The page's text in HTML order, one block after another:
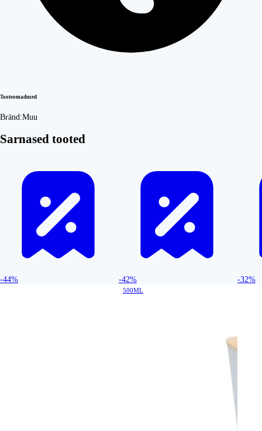
Tooteomadused
Bränd:Muu
Sarnased tooted
-44% -42%
500ML
-32%